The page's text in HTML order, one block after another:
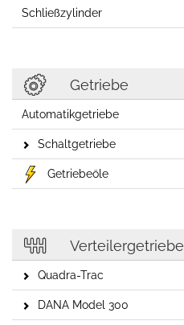
Schließzylinder
Getriebe
Automatikgetriebe
Schaltgetriebe
Getriebeöle
Verteilergetriebe
Quadra-Trac
DANA Model 300